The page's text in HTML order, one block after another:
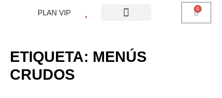
PLAN VIP 0
ETIQUETA: MENÚS
CRUDOS